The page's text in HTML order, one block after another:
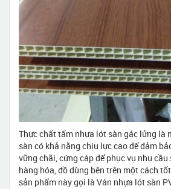
Thực chất tấm nhựa lót sàn gác lửng là
sàn có khả năng chịu lực cao để đảm
vững chãi, cứng cáp để phục vụ nhu
hàng hóa, đồ dùng bên trên một cách
sản phẩm này gọi là Ván nhựa lót sàn